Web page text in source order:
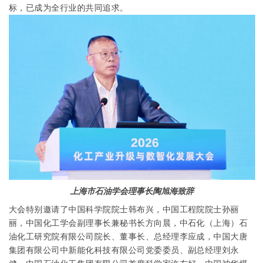
标，已成为全行业的共同追求。
上海市石油学会理事长陶旭海致辞
大会特别邀请了中国科学院院士韩布兴，中国工程院院士孙丽
丽，中国化工学会副理事长兼秘书长方向晨，中石化（上海）石
油化工研究院有限公司院长、董事长、总经理李应成，中国大唐
集团有限公司中新能化科技有限公司党委委员、副总经理刘永